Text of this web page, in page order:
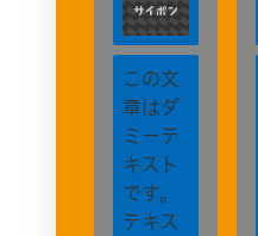
この文
章はダ
ミーテ
キスト
です。
テキス